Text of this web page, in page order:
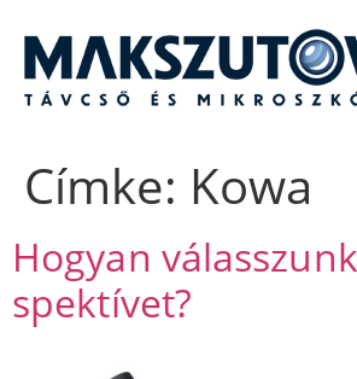
tartalomhoz
Címke: Kowa
Hogyan válasszunk
spektívet?